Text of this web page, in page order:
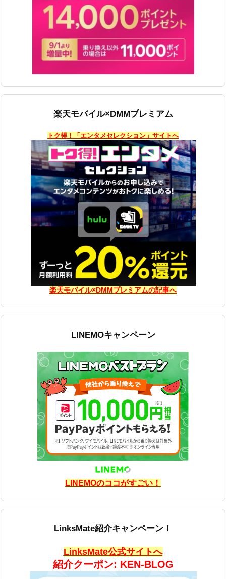
楽天モバイル×DMMプレミアム
トク得！「エンタメセレクション」サイトへ
楽天モバイル×DMMプレミアムの記事へ
LINEMOキャンペーン
LINEMOのココがすごい！
LinksMate紹介キャンペーン！
LinksMate公式サイトへ
紹介クーポン: KEN-BLOG